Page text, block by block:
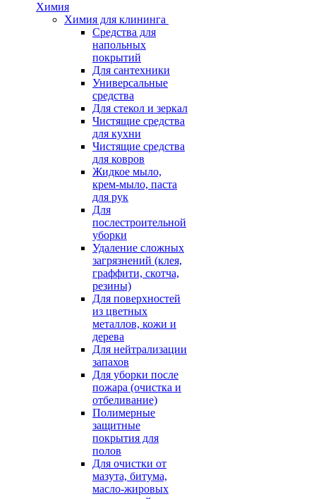
Химия
Химия для клининга
Средства для
напольных
покрытий
Для сантехники
Универсальные
средства
Для стекол и зеркал
Чистящие средства
для кухни
Чистящие средства
для ковров
Жидкое мыло,
крем-мыло, паста
для рук
Для
послестроительной
уборки
Удаление сложных
загрязнений (клея,
граффити, скотча,
резины)
Для поверхностей
из цветных
металлов, кожи и
дерева
Для нейтрализации
запахов
Для уборки после
пожара (очистка и
отбеливание)
Полимерные
защитные
покрытия для
полов
Для очистки от
мазута, битума,
масло-жировых